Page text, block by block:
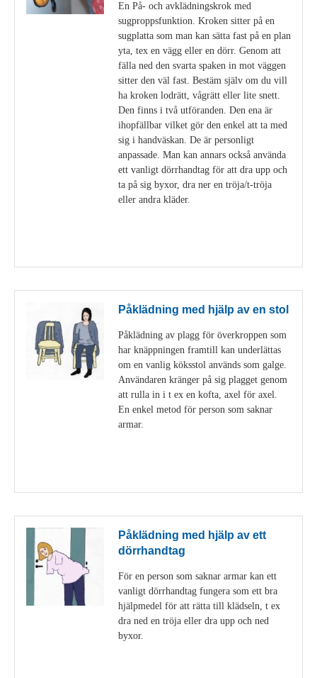
En På- och avklädningskrok med
sugproppsfunktion. Kroken sitter på en
sugplatta som man kan sätta fast på en plan
yta, tex en vägg eller en dörr. Genom att
fälla ned den svarta spaken in mot väggen
sitter den väl fast. Bestäm själv om du vill
ha kroken lodrätt, vågrätt eller lite snett.
Den finns i två utföranden. Den ena är
ihopfällbar vilket gör den enkel att ta med
sig i handväskan. De är personligt
anpassade. Man kan annars också använda
ett vanligt dörrhandtag för att dra upp och
ta på sig byxor, dra ner en tröja/t-tröja
eller andra kläder.
Påklädning med hjälp av en stol
Påklädning av plagg för överkroppen som
har knäppningen framtill kan underlättas
om en vanlig köksstol används som galge.
Användaren kränger på sig plagget genom
att rulla in i t ex en kofta, axel för axel.
En enkel metod för person som saknar
armar.
Påklädning med hjälp av ett
dörrhandtag
För en person som saknar armar kan ett
vanligt dörrhandtag fungera som ett bra
hjälpmedel för att rätta till klädseln, t ex
dra ned en tröja eller dra upp och ned
byxor.